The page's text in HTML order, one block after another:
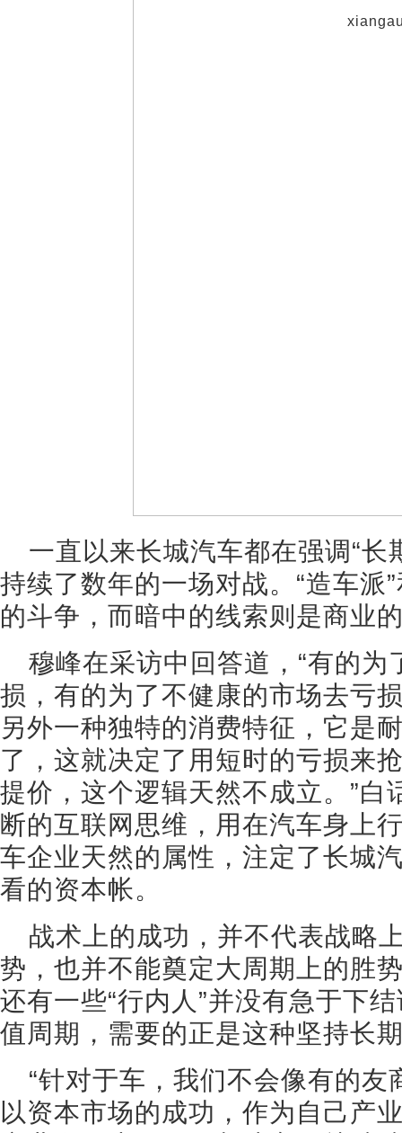
一直以来长城汽车都在强调“长
持续了数年的一场对战。“造车派
的斗争，而暗中的线索则是商业
穆峰在采访中回答道，“有的
损，有的为了不健康的市场去亏
另外一种独特的消费特征，它是
了，这就决定了用短时的亏损来
提价，这个逻辑天然不成立。”白
断的互联网思维，用在汽车身上
车企业天然的属性，注定了长城
看的资本帐。
战术上的成功，并不代表战略
势，也并不能奠定大周期上的胜
还有一些“行内人”并没有急于下
值周期，需要的正是这种坚持长
“针对于车，我们不会像有的
以资本市场的成功，作为自己产